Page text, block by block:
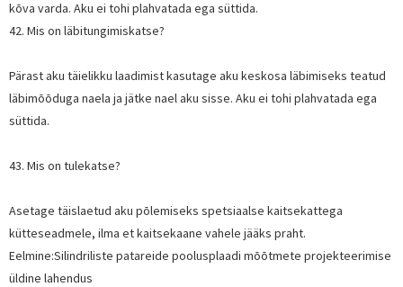
kõva varda. Aku ei tohi plahvatada ega süttida.
42. Mis on läbitungimiskatse?
Pärast aku täielikku laadimist kasutage aku keskosa läbimiseks teatud
läbimõõduga naela ja jätke nael aku sisse. Aku ei tohi plahvatada ega
süttida.
43. Mis on tulekatse?
Asetage täislaetud aku põlemiseks spetsiaalse kaitsekattega
kütteseadmele, ilma et kaitsekaane vahele jääks praht.
Eelmine:Silindriliste patareide poolusplaadi mõõtmete projekteerimise
üldine lahendus